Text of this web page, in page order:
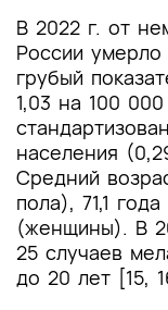
В 2022 г. от
России
грубый
1,03 на 100
населения
Средний
пола), 71,1
(женщины). В
25 случаев
до 20 лет [15,